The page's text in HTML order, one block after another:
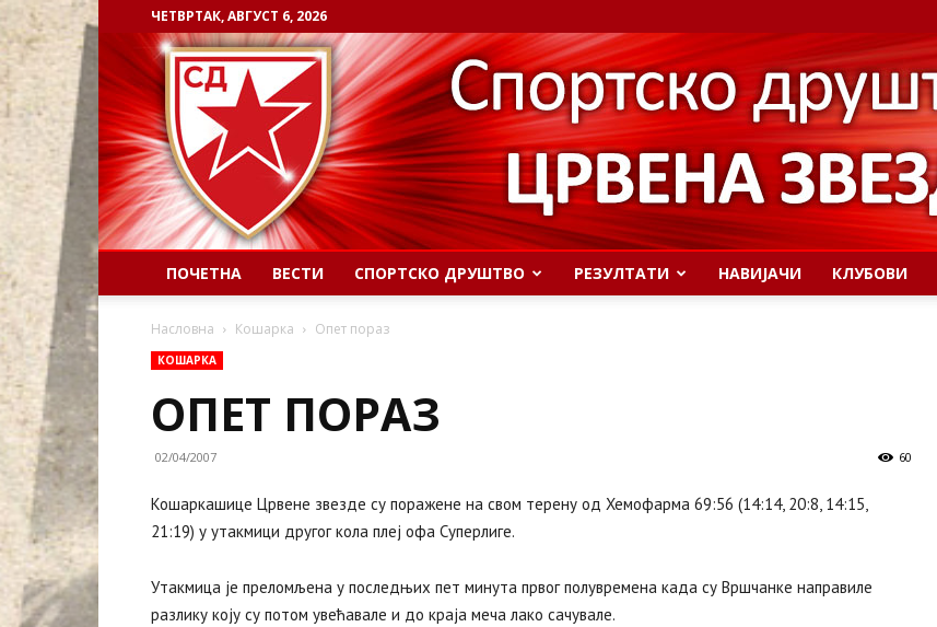
ЧЕТВРТАК, АВГУСТ 6, 2026
ПОЧЕТНА ВЕСТИ СПОРТСКО ДРУШТВО РЕЗУЛТАТИ НАВИЈАЧИ КЛУБОВИ
Насловна Кошарка Опет пораз
КОШАРКА
ОПЕТ ПОРАЗ
02/04/2007 60
Кошаркашице Црвене звезде су поражене на свом терену од Хемофарма 69:56 (14:14, 20:8, 14:15,
21:19) у утакмици другог кола плеј офа Суперлиге.
Утакмица је преломљена у последњих пет минута првог полувремена када су Вршчанке направиле
разлику коју су потом увећавале и до краја меча лако сачувале.